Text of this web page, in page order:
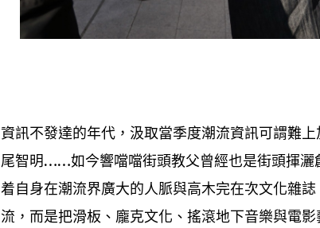
資訊不發達的年代 ， 汲取當季度潮流資訊可謂難
尾智明……如今響噹噹街頭教父曾經也是街頭揮
着自身在潮流界廣大的人脈與高木完在次文化雜誌
流 ， 而是把滑板、龐克文化、搖滾地下音樂與電影